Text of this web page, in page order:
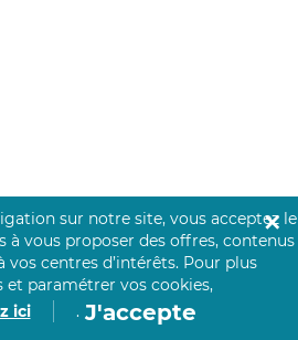
sur notre site, vous acceptez le
à vous proposer des offres, contenus
vos centres d’intérêts. Pour plus
et paramétrer vos cookies,
ici
. J'accepte
✕